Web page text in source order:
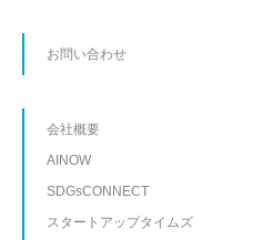
お問い合わせ
会社概要
AINOW
SDGsCONNECT
スタートアップタイムズ